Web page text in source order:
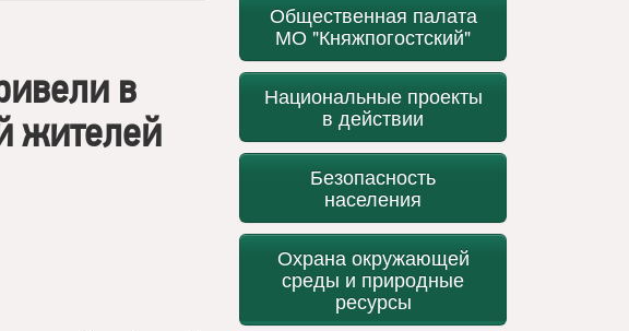
в
жителей
Общественная палата
МО "Княжпогостский"
Национальные проекты
в действии
Безопасность
населения
Охрана окружающей
среды и природные
ресурсы